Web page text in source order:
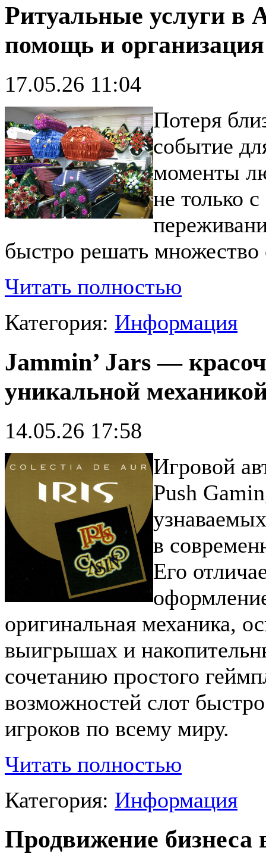
Ритуальные услуги в
помощь и
17.05.26 11:04
Потеря
событие
моменты
не только
быстро решать
Читать полностью
Категория: Информация
Jammin’ Jars —
уникальной
14.05.26 17:58
Игровой
Push
в
Его
оригинальная механика,
выигрышах и
сочетанию простого
возможностей слот
игроков по всему миру.
Читать полностью
Категория: Информация
Продвижение бизнеса